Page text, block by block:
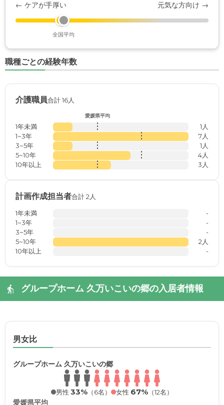
← ケアが手厚い 元気な方向け →
全国平均
職種ごとの経験年数
介護職員合計 16人
愛媛県平均
1年未満
1人
1~3年
7人
3~5年
1人
5~10年
4人
10年以上
3人
計画作成担当者合計 2人
1年未満
-
1~3年
-
3~5年
-
5~10年
2人
10年以上
-
グループホーム 久万いこいの郷の入居者情報
男女比
グループホーム 久万いこいの郷
男性 33% （6名） 女性 67% （12名）
愛媛県平均